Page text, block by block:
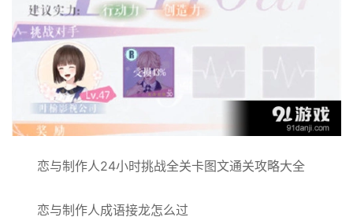
恋与制作人24小时挑战全关卡图文通关攻略大全
恋与制作人成语接龙怎么过